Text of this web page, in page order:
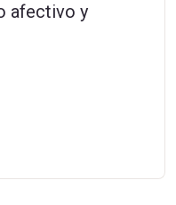
afectivo y